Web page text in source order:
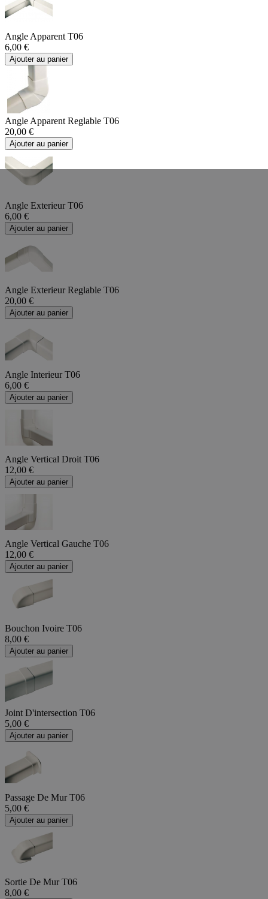
Angle Apparent T06
6,00 €
Ajouter au panier
Angle Apparent Reglable T06
20,00 €
Ajouter au panier
Angle Exterieur T06
6,00 €
Ajouter au panier
Angle Exterieur Reglable T06
20,00 €
Ajouter au panier
Angle Interieur T06
6,00 €
Ajouter au panier
Angle Vertical Droit T06
12,00 €
Ajouter au panier
Angle Vertical Gauche T06
12,00 €
Ajouter au panier
Bouchon Ivoire T06
8,00 €
Ajouter au panier
Joint D'intersection T06
5,00 €
Ajouter au panier
Passage De Mur T06
5,00 €
Ajouter au panier
Sortie De Mur T06
8,00 €